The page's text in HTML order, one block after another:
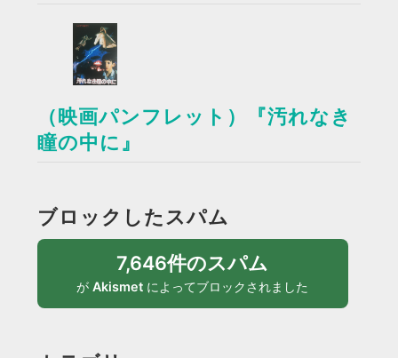
（映画パンフレット）『汚れなき
瞳の中に』
ブロックしたスパム
7,646件のスパム
がAkismet によってブロックされました